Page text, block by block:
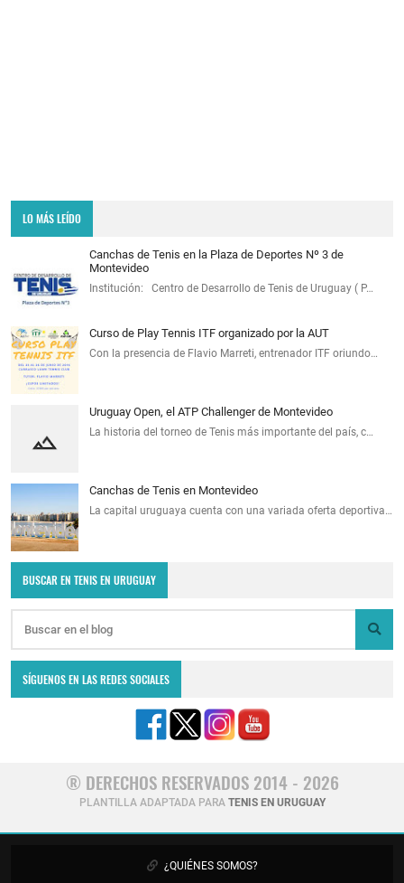
LO MÁS LEÍDO
Canchas de Tenis en la Plaza de Deportes Nº 3 de
Montevideo
Institución: Centro de Desarrollo de Tenis de Uruguay ( P…
Curso de Play Tennis ITF organizado por la AUT
Con la presencia de Flavio Marreti, entrenador ITF oriundo…
Uruguay Open, el ATP Challenger de Montevideo
La historia del torneo de Tenis más importante del país, c…
Canchas de Tenis en Montevideo
La capital uruguaya cuenta con una variada oferta deportiva…
BUSCAR EN TENIS EN URUGUAY
SÍGUENOS EN LAS REDES SOCIALES
® DERECHOS RESERVADOS 2014 - 2026
PLANTILLA ADAPTADA PARA TENIS EN URUGUAY
¿QUIÉNES SOMOS?